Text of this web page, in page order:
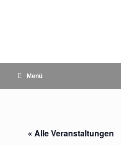
Menü
« Alle Veranstaltungen